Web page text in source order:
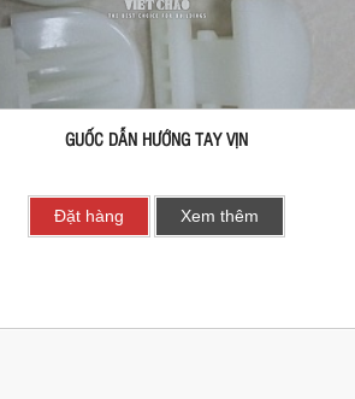
GUỐC DẪN HƯỚNG TAY VỊN
Đặt hàng Xem thêm